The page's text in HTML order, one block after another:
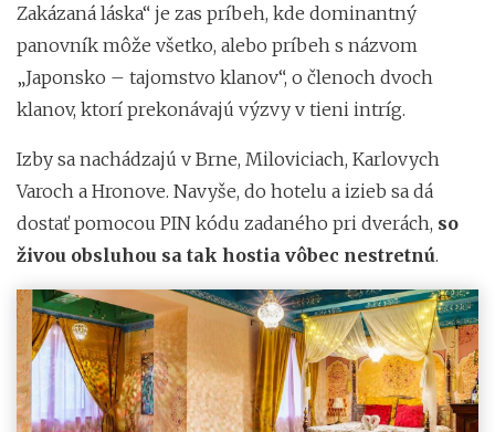
Zakázaná láska“ je zas príbeh, kde dominantný
panovník môže všetko, alebo príbeh s názvom
„Japonsko – tajomstvo klanov“, o členoch dvoch
klanov, ktorí prekonávajú výzvy v tieni intríg.
Izby sa nachádzajú v Brne, Miloviciach, Karlovych
Varoch a Hronove. Navyše, do hotelu a izieb sa dá
dostať pomocou PIN kódu zadaného pri dverách, so
živou obsluhou sa tak hostia vôbec nestretnú.